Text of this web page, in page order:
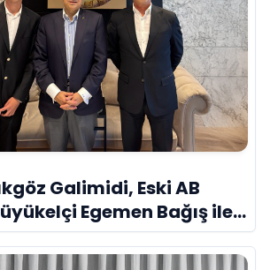
Galimidi, Eski AB
Egemen Bağış ile